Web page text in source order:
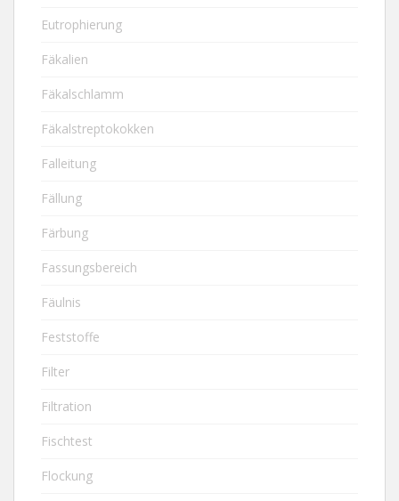
Eutrophierung
Fäkalien
Fäkalschlamm
Fäkalstreptokokken
Falleitung
Fällung
Färbung
Fassungsbereich
Fäulnis
Feststoffe
Filter
Filtration
Fischtest
Flockung